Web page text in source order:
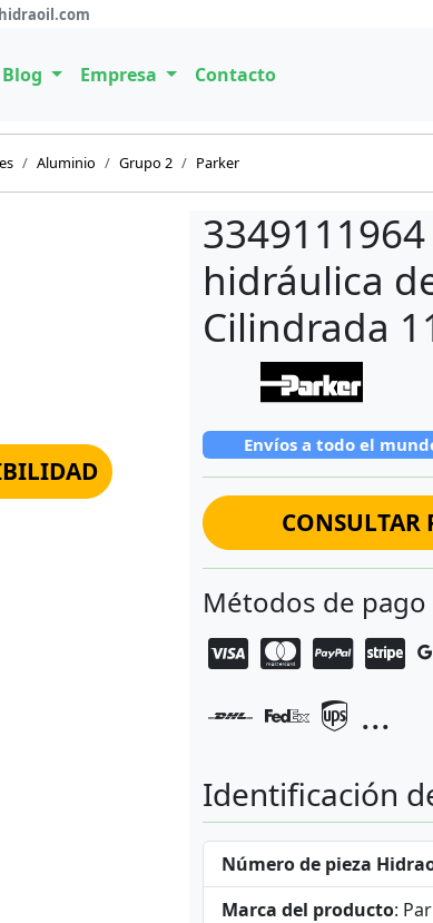
Blog Empresa Contacto
Aluminio Grupo 2 Parker
hidráulica
Cilindrada
Envíos a todo el
Métodos de
...
Identificación
Número de pieza
Marca del producto: